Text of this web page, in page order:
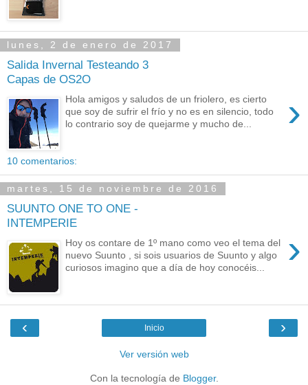
lunes, 2 de enero de 2017
Salida Invernal Testeando 3
Capas de OS2O
›
Hola amigos y saludos de un friolero, es cierto
que soy de sufrir el frío y no es en silencio, todo
lo contrario soy de quejarme y mucho de...
10 comentarios:
martes, 15 de noviembre de 2016
SUUNTO ONE TO ONE -
INTEMPERIE
›
Hoy os contare de 1º mano como veo el tema del
nuevo Suunto , si sois usuarios de Suunto y algo
curiosos imagino que a día de hoy conocéis...
‹ ›
Inicio
Ver versión web
Con la tecnología de Blogger.